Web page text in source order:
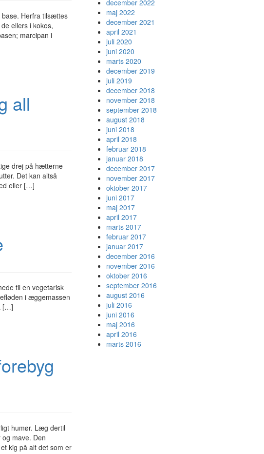
base. Herfra tilsættes
ellers i kokos,
marcipan i
all
drej på hætterne
Det kan altså
eller […]
til en vegetarisk
i æggemassen
[…]
humør. Læg dertil
mave. Den
kig på alt det som er
december 2022
maj 2022
december 2021
april 2021
juli 2020
juni 2020
marts 2020
december 2019
juli 2019
december 2018
november 2018
september 2018
august 2018
juni 2018
april 2018
februar 2018
januar 2018
december 2017
november 2017
oktober 2017
juni 2017
maj 2017
april 2017
marts 2017
februar 2017
januar 2017
december 2016
november 2016
oktober 2016
september 2016
august 2016
juli 2016
juni 2016
maj 2016
april 2016
marts 2016